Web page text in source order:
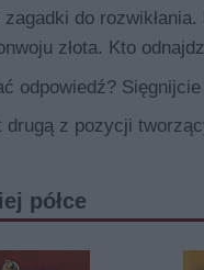
zagadki do
złota. Kto
odpowiedź?
drugą z pozycji
półce